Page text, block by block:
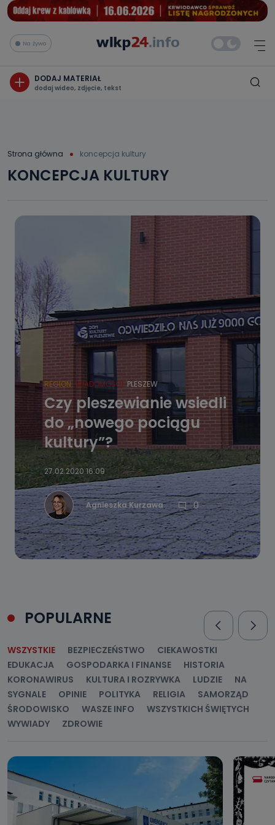
Na żywo
DODAJ MATERIAŁ
dodaj wideo, zdjęcie, tekst
Strona główna koncepcja kultury
KONCEPCJA KULTURY
REGION WIADOMOŚCI PLESZEW
Czy pleszewianie wsiedli
do „nowego pociągu
kultury”?
27.02.2020 16:09
Agnieszka Kurzawa 0
POPULARNE
WSZYSTKIE BEZPIECZEŃSTWO
CIEKAWOSTKI
EDUKACJA
GOSPODARKA I FINANSE
HISTORIA
KORONAWIRUS
KULTURA I ROZRYWKA LUDZIE
NA
SYGNALE
OPINIE POLITYKA RELIGIA
SAMORZĄD
ŚRODOWISKO
WASZE INFO
WSZYSTKICH ŚWIĘTYCH
WYWIADY
ZDROWIE